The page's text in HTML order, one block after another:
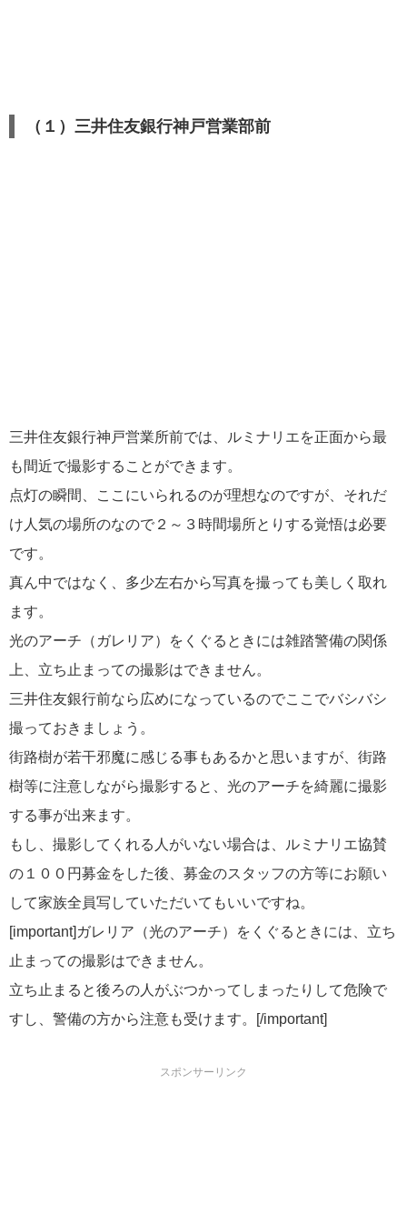
（１）三井住友銀行神戸営業部前
三井住友銀行神戸営業所前では、ルミナリエを正面から最
も間近で撮影することができます。
点灯の瞬間、ここにいられるのが理想なのですが、それだ
け人気の場所のなので２～３時間場所とりする覚悟は必要
です。
真ん中ではなく、多少左右から写真を撮っても美しく取れ
ます。
光のアーチ（ガレリア）をくぐるときには雑踏警備の関係
上、立ち止まっての撮影はできません。
三井住友銀行前なら広めになっているのでここでバシバシ
撮っておきましょう。
街路樹が若干邪魔に感じる事もあるかと思いますが、街路
樹等に注意しながら撮影すると、光のアーチを綺麗に撮影
する事が出来ます。
もし、撮影してくれる人がいない場合は、ルミナリエ協賛
の１００円募金をした後、募金のスタッフの方等にお願い
して家族全員写していただいてもいいですね。
[important]ガレリア（光のアーチ）をくぐるときには、立ち
止まっての撮影はできません。
立ち止まると後ろの人がぶつかってしまったりして危険で
すし、警備の方から注意も受けます。[/important]
スポンサーリンク